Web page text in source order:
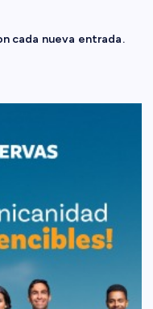
cada nueva entrada.